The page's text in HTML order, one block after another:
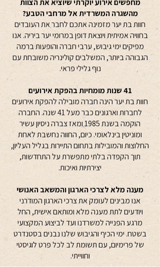
מחפשים אירוע יוקרתי שיוציא את הצוות
מהשגרה המשרדית אל מרחבי הטבע?
חוות בת יער מזמינה אתכם לחבר את העובדים
בחוויה אמיתית ויוצאת דופן במרומי יער ביריה. אנו
מפיקים ימי גיבוש, ערבי חברה והופעות ברמה
הגבוהה ביותר, המשלבים קולינריה משובחת עם
נוף גלילי פראי.
41 שנות מומחיות בהפקת אירועים
חוות בת יער הינה חברה מובילה להפקת אירועים
לחברות וארגונים כבר מעל 41 שנה. החברה
הוקמה בשנת 1985 ומאז צברה ניסיון עשיר
ומוניטין בינלאומי. כיום, החווה נחשבת לאחת
החלוצות והמובילות בתחום התיירות בגליל העליון,
תוך הקפדה בלתי מתפשרת על התחדשות,
יצירתיות ואיכות.
מענה מלא לצרכי הארגון והמשאב האנושי
אנו מבינים לעומק את צרכי הארגון המודרני
ויודעים לתת מענה מלא ומותאם אישית, החל
מרגע הפנייה למשרדנו ועד לביצוע המקצועי
בשטח. ימי הכיף והגיבוש שלנו נבנים בסטנדרט
של פרימיום, עם תשומת לב לכל פרט לוגיסטי
וחווייתי.